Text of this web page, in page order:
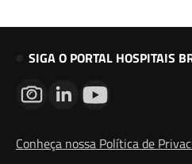
SIGA O PORTAL HOSPITAIS
Conheça nossa Política de